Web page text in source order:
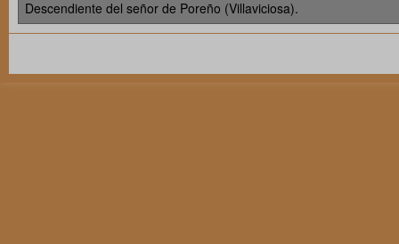
Descendiente del señor de Poreño (Villaviciosa).